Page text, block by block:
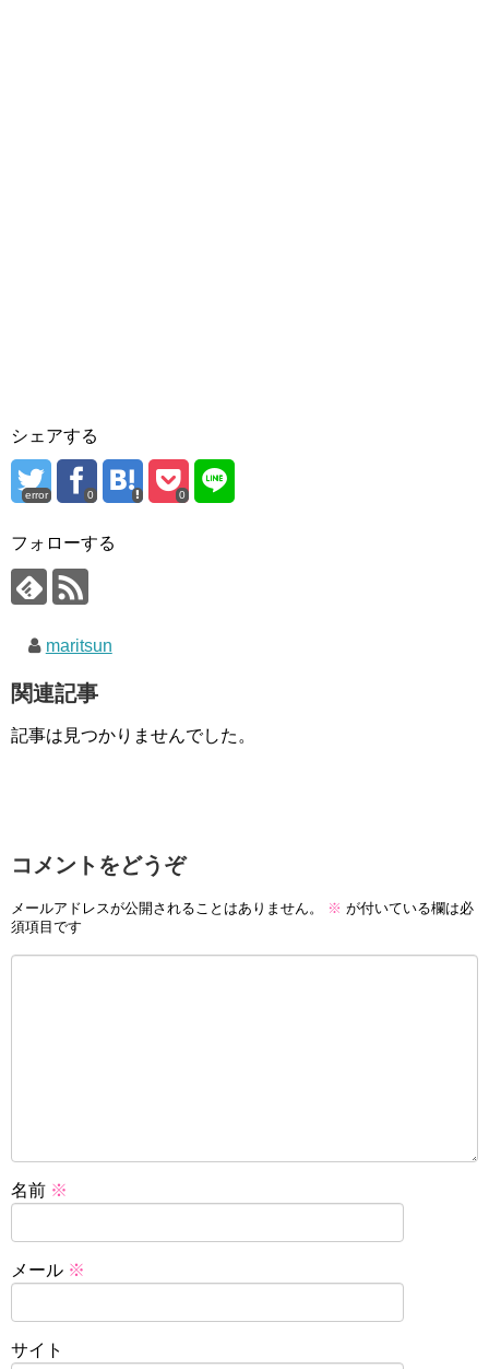
シェアする
error 0 0
フォローする
maritsun
関連記事
記事は見つかりませんでした。
コメントをどうぞ
メールアドレスが公開されることはありません。 ※ が付いている欄は必
須項目です
名前 ※
メール ※
サイト